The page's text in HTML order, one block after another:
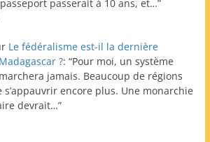
passerait à 10 ans, et…”
Le fédéralisme est-il la dernière
?: “Pour moi, un système
jamais. Beaucoup de régions
encore plus. Une monarchie
devrait…”